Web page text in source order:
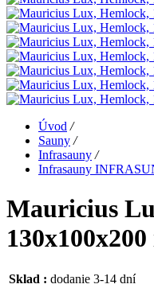
Úvod /
Sauny /
Infrasauny /
Infrasauny
Mauricius
Sklad : dodanie 3-14 dní